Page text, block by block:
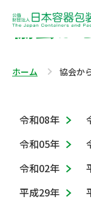
協会か
ホーム 協会か
令和08年
令和05年
令和02年
平成29年